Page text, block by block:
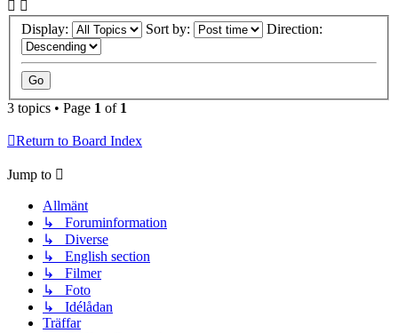
Display: Sort by: Direction:
3 topics • Page 1 of 1
Return to Board Index
Jump to
Allmänt
↳ Foruminformation
↳ Diverse
↳ English section
↳ Filmer
↳ Foto
↳ Idélådan
Träffar